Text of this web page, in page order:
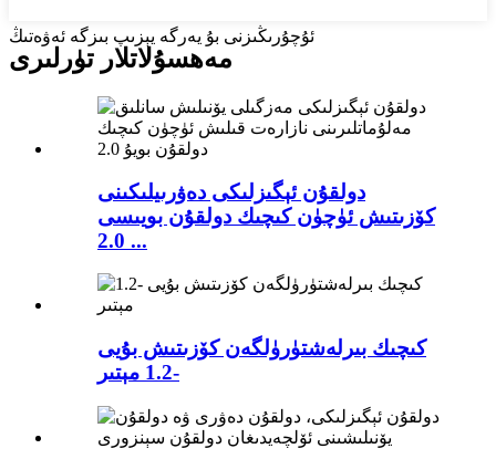
ئۇچۇرىڭىزنى بۇ يەرگە يېزىپ بىزگە ئەۋەتىڭ
مەھسۇلاتلار تۈرلىرى
دولقۇن ئېگىزلىكى دەۋرىيلىكىنى
كۆزىتىش ئۈچۈن كىچىك دولقۇن بويىسى
2.0 ...
كىچىك بىرلەشتۈرۈلگەن كۆزىتىش بۇيى
-1.2 مېتىر